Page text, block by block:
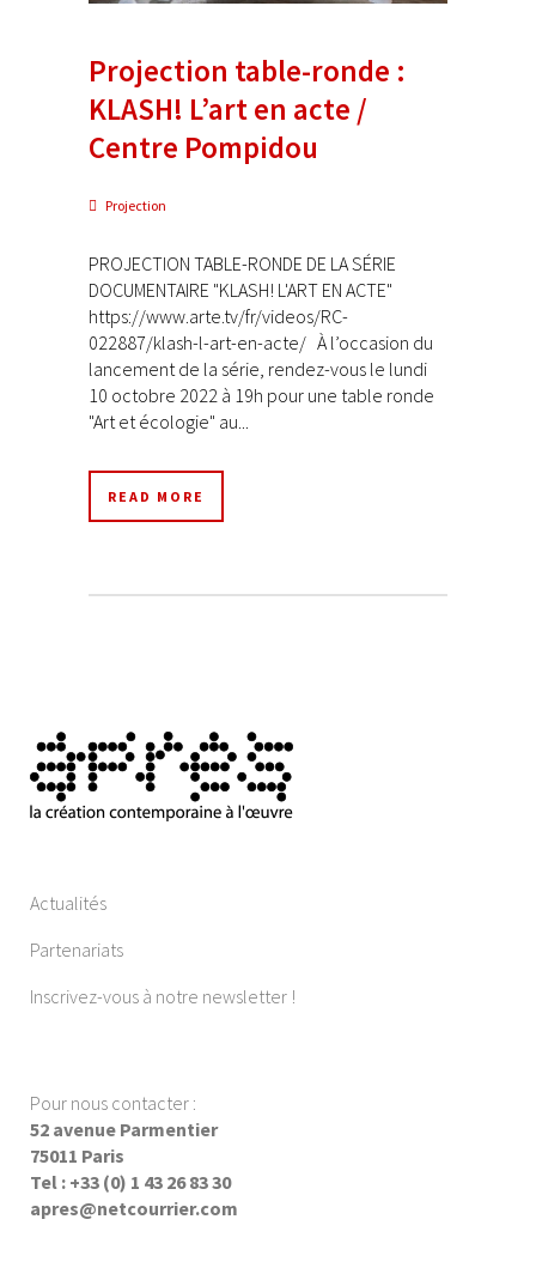
Projection table-ronde :
KLASH! L’art en acte /
Centre Pompidou
Projection
PROJECTION TABLE-RONDE DE LA SÉRIE
DOCUMENTAIRE "KLASH! L'ART EN ACTE"
https://www.arte.tv/fr/videos/RC-
022887/klash-l-art-en-acte/ À l’occasion du
lancement de la série, rendez-vous le lundi
10 octobre 2022 à 19h pour une table ronde
"Art et écologie" au...
READ MORE
Actualités
Partenariats
Inscrivez-vous à notre newsletter !
Pour nous contacter :
52 avenue Parmentier
75011 Paris
Tel : +33 (0) 1 43 26 83 30
apres@netcourrier.com